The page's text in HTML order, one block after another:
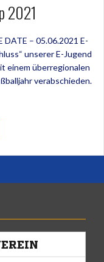
2021
DATE – 05.06.2021 E-
unserer E-Jugend
einem überregionalen
verabschieden.